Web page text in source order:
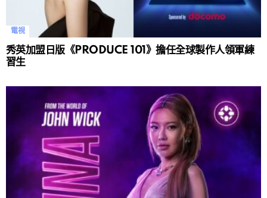
電視
秀英加盟日版《PRODUCE 101》擔任全球製作人領軍練
習生